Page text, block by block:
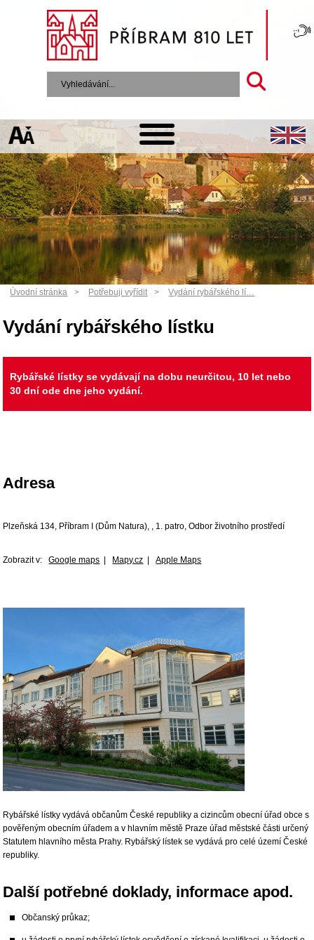
Úvodní stránka Potřebuji vyřídit Vydání rybářského lí…
Vydání rybářského lístku
Rybářské lístky se vydávají na dobu neurčitou, 10 let nebo
30 dní ode dne jeho vydání.
Adresa
Plzeňská 134, Příbram I (Dům Natura), , 1. patro, Odbor životního prostředí
Zobrazit v:Google maps Mapy.cz |Apple Maps
Rybářské lístky vydává občanům České republiky a cizincům obecní úřad obce s
pověřeným obecním úřadem a v hlavním městě Praze úřad městské části určený
Statutem hlavního města Prahy. Rybářský lístek se vydává pro celé území České
republiky.
Další potřebné doklady, informace apod.
Občanský průkaz;